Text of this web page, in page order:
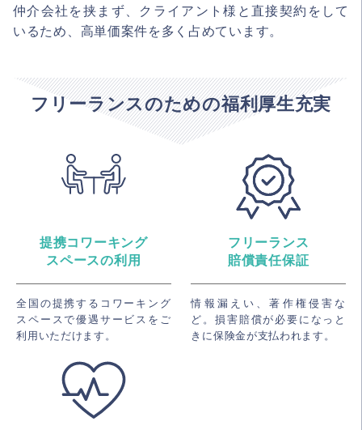
仲介会社を挟まず、クライアント様と直接契約をして
いるため、高単価案件を多く占めています。
フリーランスのための福利厚生充実
提携コワーキング
スペースの利用
全国の提携するコワーキング
スペースで優遇サービスをご
利用いただけます。
フリーランス
賠償責任保証
情報漏えい、著作権侵害な
ど。損害賠償が必要になっと
きに保険金が支払われます。